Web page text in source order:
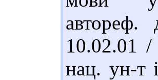
10.02.01 /
нац. ун-